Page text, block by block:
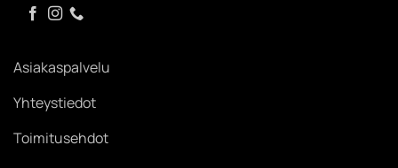
Asiakaspalvelu
Yhteystiedot
Toimitusehdot